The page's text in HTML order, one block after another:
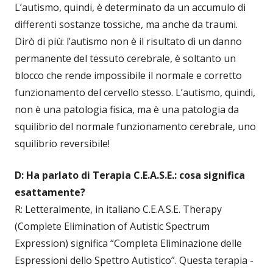
L’autismo, quindi, è determinato da un accumulo di
differenti sostanze tossiche, ma anche da traumi.
Dirò di più: l’autismo non è il risultato di un danno
permanente del tessuto cerebrale, è soltanto un
blocco che rende impossibile il normale e corretto
funzionamento del cervello stesso. L’autismo, quindi,
non è una patologia fisica, ma è una patologia da
squilibrio del normale funzionamento cerebrale, uno
squilibrio reversibile!
D: Ha parlato di Terapia C.E.A.S.E.: cosa significa
esattamente?
R: Letteralmente, in italiano C.E.A.S.E. Therapy
(Complete Elimination of Autistic Spectrum
Expression) significa “Completa Eliminazione delle
Espressioni dello Spettro Autistico”. Questa terapia -